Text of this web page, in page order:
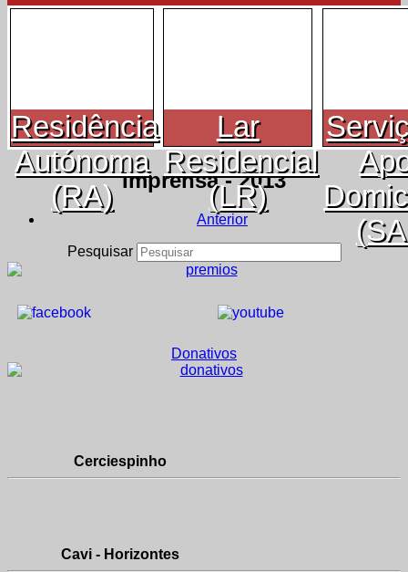
Residência
Autónoma
(RA)
Lar
Residencial
(LR)
Imprensa - 2013
Anterior
Pesquisar
Donativos
Cerciespinho
Cavi - Horizontes